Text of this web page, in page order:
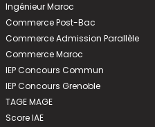
Ingénieur Maroc
Commerce Post-Bac
Commerce Admission Parallèle
Commerce Maroc
IEP Concours Commun
IEP Concours Grenoble
TAGE MAGE
Score IAE